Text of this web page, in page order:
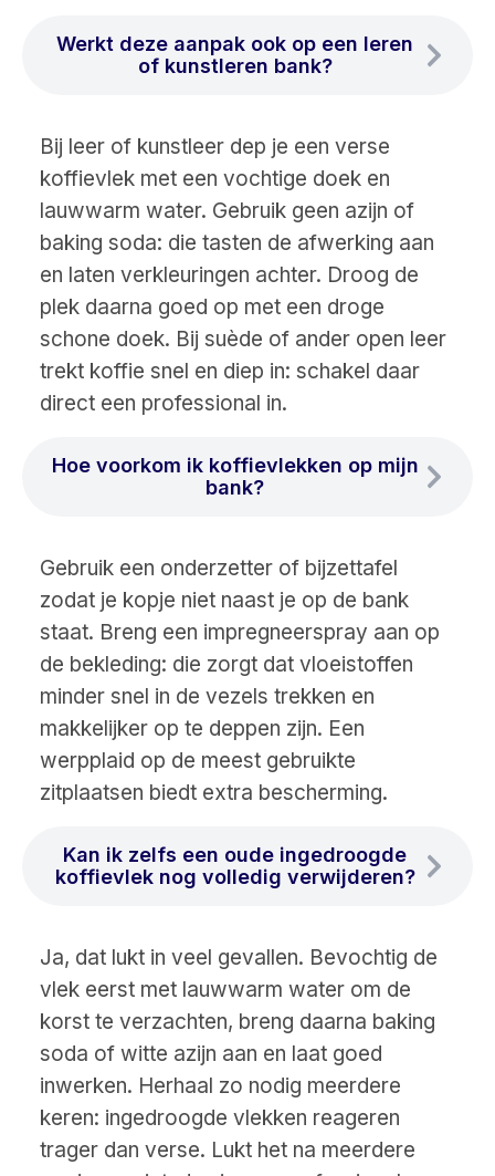
Werkt deze aanpak ook op een leren
of kunstleren bank?
Bij leer of kunstleer dep je een verse
koffievlek met een vochtige doek en
lauwwarm water. Gebruik geen azijn of
baking soda: die tasten de afwerking aan
en laten verkleuringen achter. Droog de
plek daarna goed op met een droge
schone doek. Bij suède of ander open leer
trekt koffie snel en diep in: schakel daar
direct een professional in.
Hoe voorkom ik koffievlekken op mijn
bank?
Gebruik een onderzetter of bijzettafel
zodat je kopje niet naast je op de bank
staat. Breng een impregneerspray aan op
de bekleding: die zorgt dat vloeistoffen
minder snel in de vezels trekken en
makkelijker op te deppen zijn. Een
werpplaid op de meest gebruikte
zitplaatsen biedt extra bescherming.
Kan ik zelfs een oude ingedroogde
koffievlek nog volledig verwijderen?
Ja, dat lukt in veel gevallen. Bevochtig de
vlek eerst met lauwwarm water om de
korst te verzachten, breng daarna baking
soda of witte azijn aan en laat goed
inwerken. Herhaal zo nodig meerdere
keren: ingedroogde vlekken reageren
trager dan verse. Lukt het na meerdere